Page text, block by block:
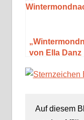
Sommerregen
von Ella Danz
Auf diesem